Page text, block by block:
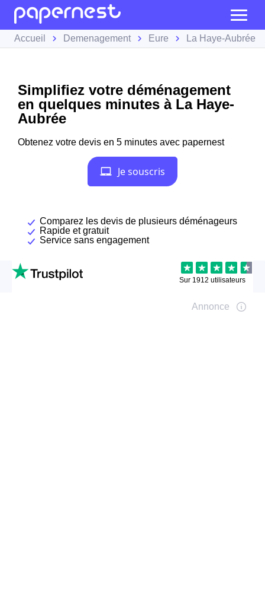
Accueil Demenagement Eure La Haye-Aubrée